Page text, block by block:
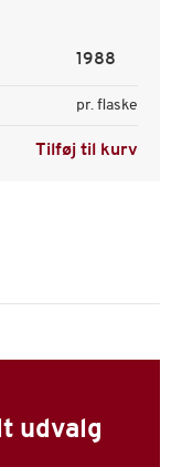
1988
pr. flaske
Tilføj til kurv
udvalg